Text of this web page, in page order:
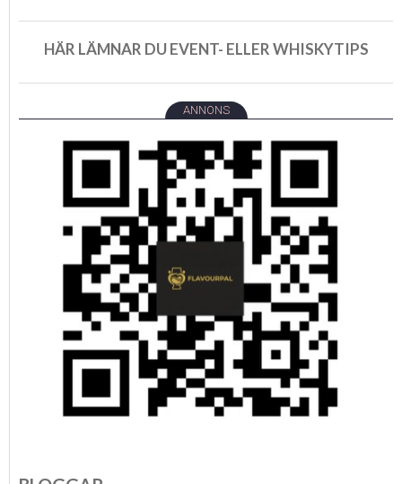
HÄR LÄMNAR DU EVENT- ELLER WHISKYTIPS
ANNONS